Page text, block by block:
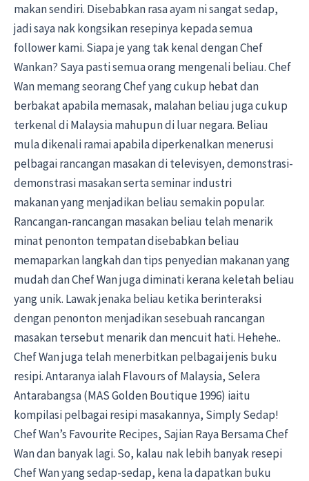
makan sendiri. Disebabkan rasa ayam ni sangat sedap,
jadi saya nak kongsikan resepinya kepada semua
follower kami. Siapa je yang tak kenal dengan Chef
Wankan? Saya pasti semua orang mengenali beliau. Chef
Wan memang seorang Chef yang cukup hebat dan
berbakat apabila memasak, malahan beliau juga cukup
terkenal di Malaysia mahupun di luar negara. Beliau
mula dikenali ramai apabila diperkenalkan menerusi
pelbagai rancangan masakan di televisyen, demonstrasi-
demonstrasi masakan serta seminar industri
makanan yang menjadikan beliau semakin popular.
Rancangan-rancangan masakan beliau telah menarik
minat penonton tempatan disebabkan beliau
memaparkan langkah dan tips penyedian makanan yang
mudah dan Chef Wan juga diminati kerana keletah beliau
yang unik. Lawak jenaka beliau ketika berinteraksi
dengan penonton menjadikan sesebuah rancangan
masakan tersebut menarik dan mencuit hati. Hehehe..
Chef Wan juga telah menerbitkan pelbagai jenis buku
resipi. Antaranya ialah Flavours of Malaysia, Selera
Antarabangsa (MAS Golden Boutique 1996) iaitu
kompilasi pelbagai resipi masakannya, Simply Sedap!
Chef Wan’s Favourite Recipes, Sajian Raya Bersama Chef
Wan dan banyak lagi. So, kalau nak lebih banyak resepi
Chef Wan yang sedap-sedap, kena la dapatkan buku